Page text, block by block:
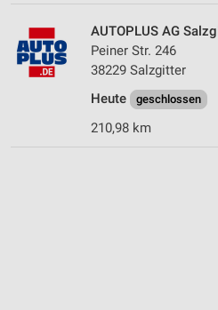
AUTOPLUS AG
Peiner Str. 246
38229 Salzgitter
Heute
geschlossen
210,98 km